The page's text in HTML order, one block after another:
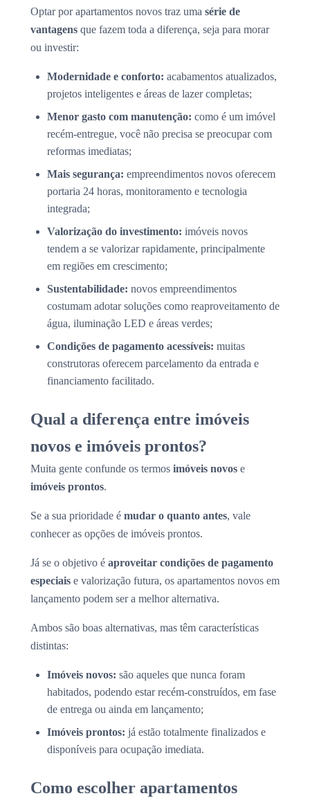
Optar por apartamentos novos traz uma série de
vantagens que fazem toda a diferença, seja para morar
ou investir:
Modernidade e conforto: acabamentos atualizados,
projetos inteligentes e áreas de lazer completas;
Menor gasto com manutenção: como é um imóvel
recém-entregue, você não precisa se preocupar com
reformas imediatas;
Mais segurança: empreendimentos novos oferecem
portaria 24 horas, monitoramento e tecnologia
integrada;
Valorização do investimento: imóveis novos
tendem a se valorizar rapidamente, principalmente
em regiões em crescimento;
Sustentabilidade: novos empreendimentos
costumam adotar soluções como reaproveitamento de
água, iluminação LED e áreas verdes;
Condições de pagamento acessíveis: muitas
construtoras oferecem parcelamento da entrada e
financiamento facilitado.
Qual a diferença entre imóveis
novos e imóveis prontos?
Muita gente confunde os termos imóveis novos e
imóveis prontos.
Se a sua prioridade é mudar o quanto antes, vale
conhecer as opções de imóveis prontos.
Já se o objetivo é aproveitar condições de pagamento
especiais e valorização futura, os apartamentos novos em
lançamento podem ser a melhor alternativa.
Ambos são boas alternativas, mas têm características
distintas:
Imóveis novos: são aqueles que nunca foram
habitados, podendo estar recém-construídos, em fase
de entrega ou ainda em lançamento;
Imóveis prontos: já estão totalmente finalizados e
disponíveis para ocupação imediata.
Como escolher apartamentos